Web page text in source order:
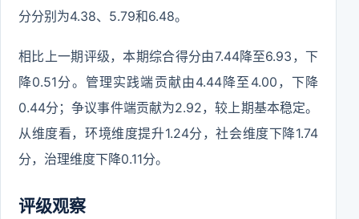
分分别为4.38、5.79和6.48。
相比上一期评级，本期综合得分由7.44降至6.93，下
降0.51分。管理实践端贡献由4.44降至4.00，下降
0.44分；争议事件端贡献为2.92，较上期基本稳定。
从维度看，环境维度提升1.24分，社会维度下降1.74
分，治理维度下降0.11分。
评级观察